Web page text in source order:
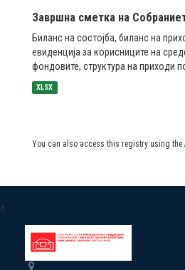
Завршна сметка на
Биланс на состојба, биланс на
евиденција за корисниците на
фондовите, структура на приходи
XLSX
You can also access this registry using the
a